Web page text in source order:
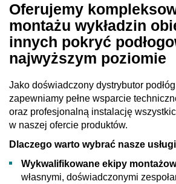
Oferujemy
montażu wykładzin
innych pokryć
najwyższym poziomie
Jako doświadczony dystrybutor
zapewniamy pełne wsparcie
oraz profesjonalną instalację
w naszej ofercie produktów.
Dlaczego warto wybrać nasze
Wykwalifikowane ekipy
własnymi, doświadczonymi